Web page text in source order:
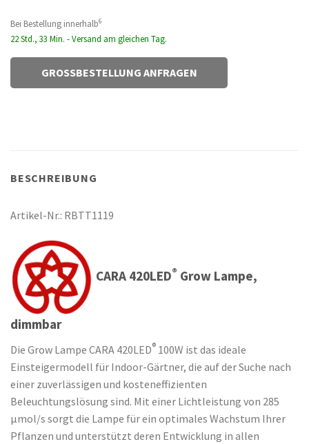
Bei Bestellung innerhalb6
22 Std., 33 Min. - Versand am gleichen Tag.
GROSSBESTELLUNG ANFRAGEN
BESCHREIBUNG
Artikel-Nr.: RBTT1119
CARA 420LED® Grow Lampe,
dimmbar
Die Grow Lampe CARA 420LED® 100W ist das ideale
Einsteigermodell für Indoor-Gärtner, die auf der Suche nach
einer zuverlässigen und kosteneffizienten
Beleuchtungslösung sind. Mit einer Lichtleistung von 285
μmol/s sorgt die Lampe für ein optimales Wachstum Ihrer
Pflanzen und unterstützt deren Entwicklung in allen